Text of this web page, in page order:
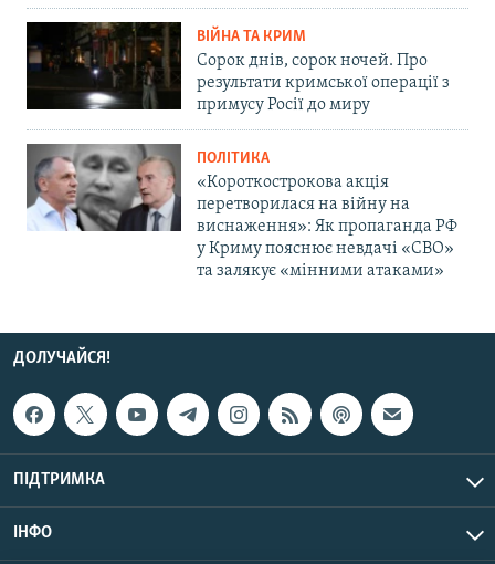
ВІЙНА ТА КРИМ
Сорок днів, сорок ночей. Про
результати кримської операції з
примусу Росії до миру
ПОЛІТИКА
«Короткострокова акція
перетворилася на війну на
виснаження»: Як пропаганда РФ
у Криму пояснює невдачі «СВО»
та залякує «мінними атаками»
ДОЛУЧАЙСЯ!
ПІДТРИМКА
ІНФО